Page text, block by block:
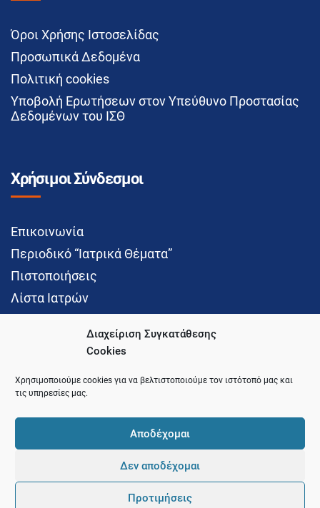
Διαχείριση Συγκατάθεσης
Cookies
Χρησιμοποιούμε cookies για να βελτιστοποιούμε τον ιστότοπό μας και
τις υπηρεσίες μας.
Αποδέχομαι
Δεν αποδέχομαι
Προτιμήσεις
Όροι Χρήσης Ιστοσελίδας
Προσωπικά Δεδομένα
Πολιτική cookies
Υποβολή Ερωτήσεων στον Υπεύθυνο Προστασίας
Δεδομένων του ΙΣΘ
Χρήσιμοι Σύνδεσμοι
Επικοινωνία
Περιοδικό “Ιατρικά Θέματα”
Πιστοποιήσεις
Λίστα Ιατρών
Social Media
© 2021 Ιατρικός Σύλλογος Θεσσαλονίκης